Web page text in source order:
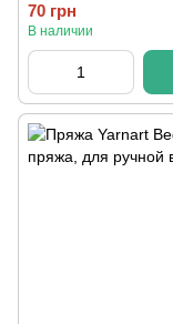
70 грн
В наличии